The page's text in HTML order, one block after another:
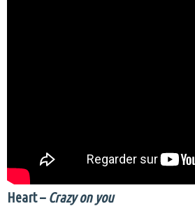
Heart – Crazy on you